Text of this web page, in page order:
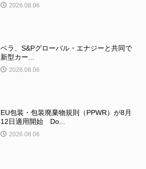
2026.08.06
ベラ、S&Pグローバル・エナジーと共同で
新型カー...
2026.08.06
EU包装・包装廃棄物規則（PPWR）が8月
12日適用開始 Do...
2026.08.06